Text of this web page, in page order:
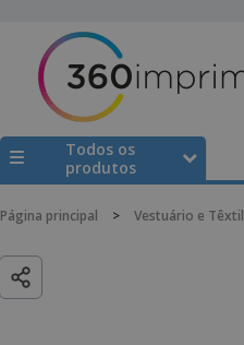
Todos os
produtos
Página principal > Vestuário e Têxtil